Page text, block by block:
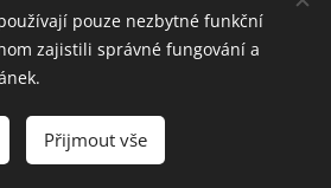
ZUŠ VYŠKOV
škola Vyškov,
organizace
pouze nezbytné funkční
zajistili správné fungování a
Přijmout vše